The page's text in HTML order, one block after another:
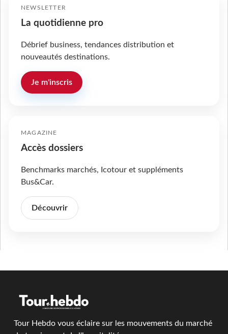
NEWSLETTER
La quotidienne pro
Débrief business, tendances distribution et
nouveautés destinations.
Je m'inscris
MAGAZINE
Accès dossiers
Benchmarks marchés, Icotour et suppléments
Bus&Car.
Découvrir
Tour Hebdo vous éclaire sur les mouvements du marché